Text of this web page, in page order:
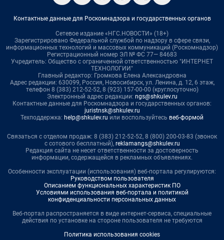
Контактные данные для Роскомнадзора и государственных органов
Сетевое издание «НГС.НОВОСТИ» (18+)
Зарегистрировано Федеральной службой по надзору в сфере связи,
информационных технологий и массовых коммуникаций (Роскомнадзор)
Регистрационный номер ЭЛ № ФС 77— 84683
Учредитель: Общество с ограниченной ответственностью "ИНТЕРНЕТ
ТЕХНОЛОГИИ"
Главный редактор: Громкова Елена Александровна
Адрес редакции: 630099, Россия, Новосибирск, ул. Ленина, д. 12, 6 этаж,
телефон 8 (383) 212-52-52, 8 (923) 157-00-00 (круглосуточно)
Электронный адрес редакции: ngs@shkulev.ru
Контактные данные для Роскомнадзора и государственных органов:
juristnsk@shkulev.ru
Техподдержка: help@shkulev.ru или воспользуйтесь веб-формой
Связаться с отделом продаж: 8 (383) 212-52-52, 8 (800) 200-03-83 (звонок
с сотового бесплатный), reklamangs@shkulev.ru
Редакция сайта не несет ответственности за достоверность
информации, содержащейся в рекламных объявлениях.
Особенности эксплуатации (использования) веб-портала регулируются:
Руководством пользователя
Описанием функциональных характеристик ПО
Условиями использования веб-портала и политикой
конфиденциальности персональных данных
Веб-портал распространяется в виде интернет-сервиса, специальные
действия по установке на стороне пользователя не требуются
Политика использования cookies